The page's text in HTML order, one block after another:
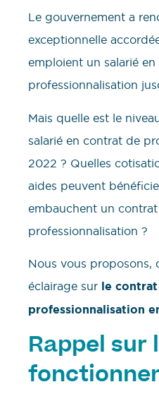
Le gouvernement a
exceptionnelle
emploient un salarié
professionnalisation
Mais quelle est le
salarié en contrat de
2022 ? Quelles
aides peuvent
embauchent un
professionnalisation ?
Nous vous proposons,
éclairage sur le
professionnalisation
Rappel sur